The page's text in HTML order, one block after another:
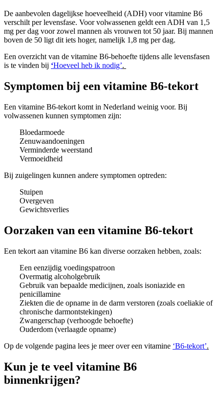
De aanbevolen dagelijkse hoeveelheid (ADH) voor vitamine B6
verschilt per levensfase. Voor volwassenen geldt een ADH van 1,5
mg per dag voor zowel mannen als vrouwen tot 50 jaar. Bij mannen
boven de 50 ligt dit iets hoger, namelijk 1,8 mg per dag.
Een overzicht van de vitamine B6-behoefte tijdens alle levensfasen
is te vinden bij ‘Hoeveel heb ik nodig’.
Symptomen bij een vitamine B6-tekort
Een vitamine B6-tekort komt in Nederland weinig voor. Bij
volwassenen kunnen symptomen zijn:
Bloedarmoede
Zenuwaandoeningen
Verminderde weerstand
Vermoeidheid
Bij zuigelingen kunnen andere symptomen optreden:
Stuipen
Overgeven
Gewichtsverlies
Oorzaken van een vitamine B6-tekort
Een tekort aan vitamine B6 kan diverse oorzaken hebben, zoals:
Een eenzijdig voedingspatroon
Overmatig alcoholgebruik
Gebruik van bepaalde medicijnen, zoals isoniazide en
penicillamine
Ziekten die de opname in de darm verstoren (zoals coeliakie of
chronische darmontstekingen)
Zwangerschap (verhoogde behoefte)
Ouderdom (verlaagde opname)
Op de volgende pagina lees je meer over een vitamine ‘B6-tekort’.
Kun je te veel vitamine B6
binnenkrijgen?